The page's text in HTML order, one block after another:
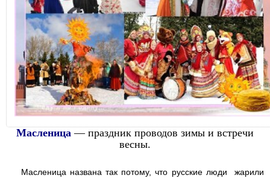
Масленица— праздник проводов зимы и встречи
весны.
Масленица названа так потому, что русские люди жарили